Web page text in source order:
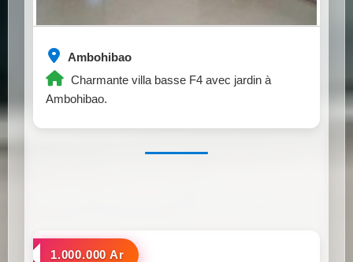
Ambohibao
Charmante villa basse F4 avec jardin à
Ambohibao.
a louer
1.000.000 Ar